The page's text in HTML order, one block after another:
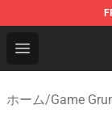
Open menu
Game
ホーム/Game